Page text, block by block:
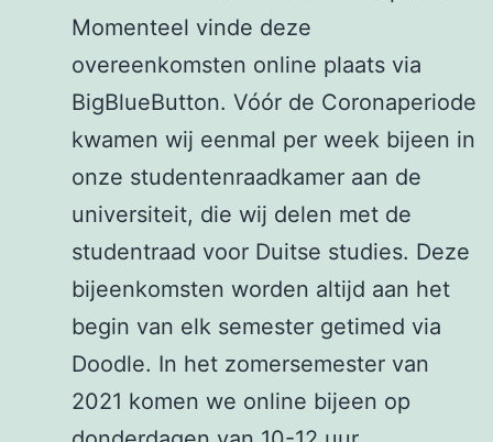
Momenteel vinde deze
overeenkomsten online plaats via
BigBlueButton. Vóór de Coronaperiode
kwamen wij eenmal per week bijeen in
onze studentenraadkamer aan de
universiteit, die wij delen met de
studentraad voor Duitse studies. Deze
bijeenkomsten worden altijd aan het
begin van elk semester getimed via
Doodle. In het zomersemester van
2021 komen we online bijeen op